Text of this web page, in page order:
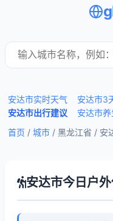
安达市实时天气 安达市3
安达市出行建议
安达市
首页 / 城市 / 黑龙江省 / 安
安达市今日户